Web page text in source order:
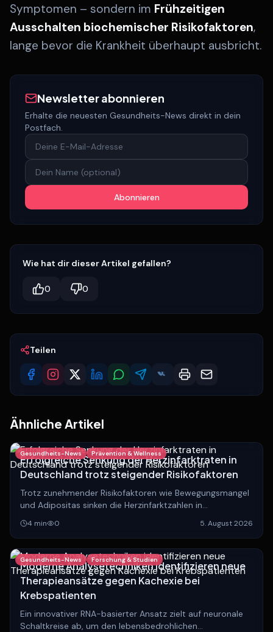
Symptomen – sondern im Frühzeitigen
Ausschalten biochemischer Risikofaktoren,
lange bevor die Krankheit überhaupt ausbricht.
Newsletter abonnieren
Erhalte die neuesten Gesundheits-News direkt in dein
Postfach.
Abonnieren
Wie hat dir dieser Artikel gefallen?
0 0
Teilen
Ähnliche Artikel
Gesundheits-News Prävention & Wellness
Erfolgreiche Senkung der Herzinfarktraten in
Deutschland trotz steigender Risikofaktoren
Trotz zunehmender Risikofaktoren wie Bewegungsmangel
und Adipositas sinken die Herzinfarktzahlen in
Deutschland. Experten analysieren die Gründe hinter
dieser positiven Entwicklung.
4 min 0 5. August 2026
Gesundheits-News Forschung & Studien
Moderne Analysetechniken identifizieren neue
Therapieansätze gegen Kachexie bei
Krebspatienten
Ein innovativer RNA-basierter Ansatz zielt auf neuronale
Schaltkreise ab, um den lebensbedrohlichen